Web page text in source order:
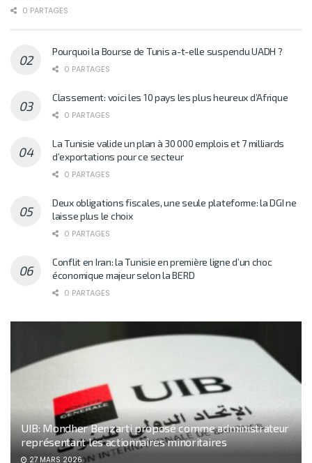
0 PARTAGES
Pourquoi la Bourse de Tunis a-t-elle suspendu UADH ?
0 PARTAGES
Classement: voici les 10 pays les plus heureux d’Afrique
0 PARTAGES
La Tunisie valide un plan à 30 000 emplois et 7 milliards
d’exportations pour ce secteur
0 PARTAGES
Deux obligations fiscales, une seule plateforme: la DGI ne
laisse plus le choix
0 PARTAGES
Conflit en Iran: la Tunisie en première ligne d’un choc
économique majeur selon la BERD
0 PARTAGES
UIB: Mondher Benzarti proposé comme administrateur
représentant les actionnaires minoritaires
27 MARS 2026